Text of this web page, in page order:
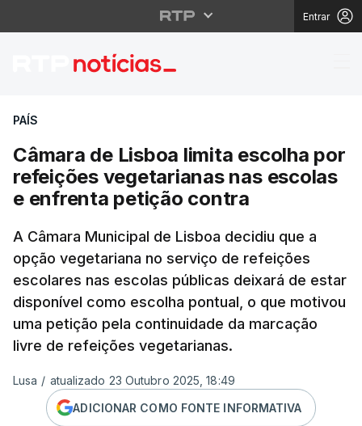
Entrar
Câmara de Lisboa
PAÍS
Câmara de Lisboa limita escolha por
refeições vegetarianas nas escolas
e enfrenta petição contra
A Câmara Municipal de Lisboa decidiu que a
opção vegetariana no serviço de refeições
escolares nas escolas públicas deixará de estar
disponível como escolha pontual, o que motivou
uma petição pela continuidade da marcação
livre de refeições vegetarianas.
Lusa / atualizado 23 Outubro 2025, 18:49
ADICIONAR COMO FONTE INFORMATIVA